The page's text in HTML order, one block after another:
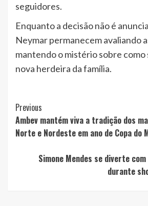
seguidores.
Enquanto a decisão não é
Neymar permanecem avaliando
mantendo o mistério sobre como
nova herdeira da família.
Post
Navigation
Previous
Ambev mantém viva a tradição dos
Norte e Nordeste em ano de Copa do
Simone Mendes se diverte
durante